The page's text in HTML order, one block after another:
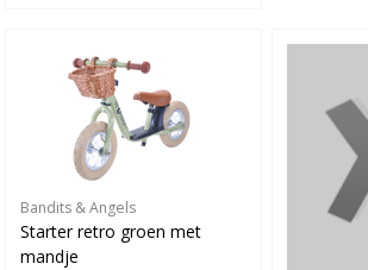
Bandits & Angels
Starter retro groen met
mandje